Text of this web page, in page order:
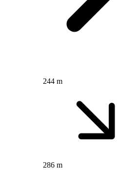
244 m
286 m